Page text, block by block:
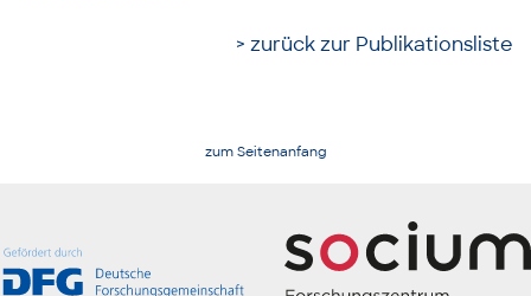
> zurück zur Publikationsliste
zum Seitenanfang